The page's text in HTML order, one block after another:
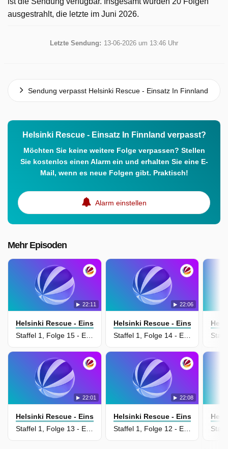
ausgestrahlt, die letzte im Juni 2026.
Letzte Sendung: 13-06-2026 um 13:46 Uhr
Sendung verpasst Helsinki Rescue - Einsatz In Finnland
Helsinki Rescue - Einsatz In Finnland verpasst?
Möchten Sie keine weitere Folge verpassen? Stellen
Sie kostenlos einen Alarm ein und erhalten Sie eine E-
Mail, wenn es neue Folgen gibt. Praktisch!
Alarm einstellen
Mehr Episoden
22:11
Helsinki Rescue - Einsatz In Finnland
Staffel 1, Folge 15 - Episode 15
22:06
Helsinki Rescue - Einsatz In
Staffel 1, Folge 14 - Episode 14
22:01
Helsinki Rescue - Einsatz In Finnland
22:08
Helsinki Rescue - Einsatz In
Staffel 1, Folge 12 - Episode 12